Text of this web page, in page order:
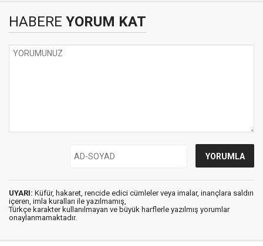
HABERE YORUM KAT
UYARI: Küfür, hakaret, rencide edici cümleler veya imalar, inançlara saldırı
içeren, imla kuralları ile yazılmamış,
Türkçe karakter kullanılmayan ve büyük harflerle yazılmış yorumlar
onaylanmamaktadır.